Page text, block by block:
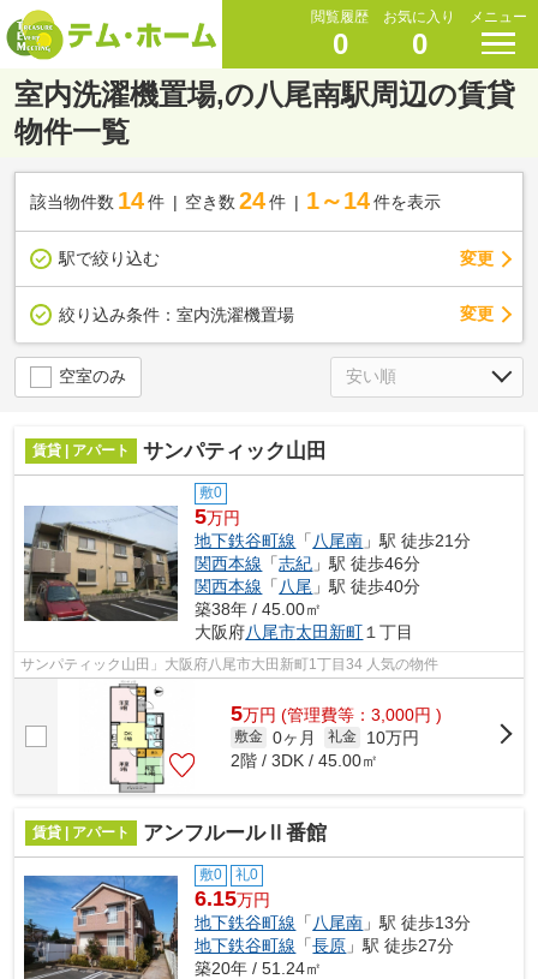
閲覧履歴
0
お気に入り
0
メニュー
室内洗濯機置場,の八尾南駅周辺の賃貸
物件一覧
該当物件数 14件 空き数 24 件 1～14 件を表示
駅で絞り込む 変更
絞り込み条件： 室内洗濯機置場 変更
空室のみ
賃貸 | アパート サンパティック山田
敷0
5万円
地下鉄谷町線 「 八尾南 」駅 徒歩21分
関西本線 「志紀 」駅 徒歩46分
関西本線 「 八尾 」駅 徒歩40分
築38年 / 45.00㎡
大阪府八尾市太田新町 １丁目
サンパティック山田」大阪府八尾市大田新町1丁目34 人気の物件
5万円 (管理費等：3,000円 )
敷金 0ヶ月 礼金
10万円
2階 / 3DK / 45.00㎡
賃貸 | アパート アンフルールⅡ番館
敷0 礼0
6.15万円
地下鉄谷町線 「 八尾南 」駅 徒歩13分
地下鉄谷町線 「長原 」駅 徒歩27分
築20年 / 51.24㎡